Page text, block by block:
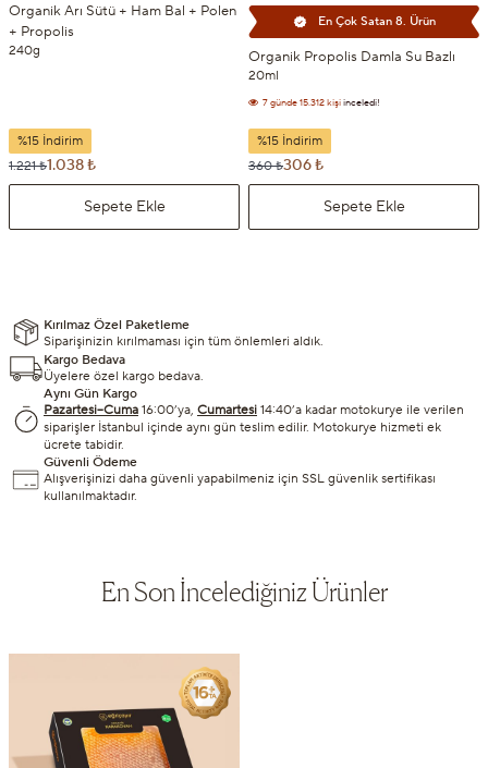
Organik Arı Sütü + Ham Bal + Polen
+ Propolis
240g
%15 İndirim
1.221 ₺1.038 ₺
Sepete Ekle
En Çok Satan 8. Ürün
Organik Propolis Damla Su Bazlı
20ml
7 günde1.764 kişisepetine ekledi!
7 günde15.312 kişi
%15 İndirim
360 ₺306 ₺
Sepete Ekle
Kırılmaz Özel Paketleme
Siparişinizin kırılmaması için tüm önlemleri aldık.
Kargo Bedava
Üyelere özel kargo bedava.
Aynı Gün Kargo
Pazartesi–Cuma 16:00’ya, Cumartesi 14:40’a kadar motokurye ile verilen
siparişler İstanbul içinde aynı gün teslim edilir. Motokurye hizmeti ek
ücrete tabidir.
Güvenli Ödeme
Alışverişinizi daha güvenli yapabilmeniz için SSL güvenlik sertifikası
kullanılmaktadır.
En Son İncelediğiniz Ürünler